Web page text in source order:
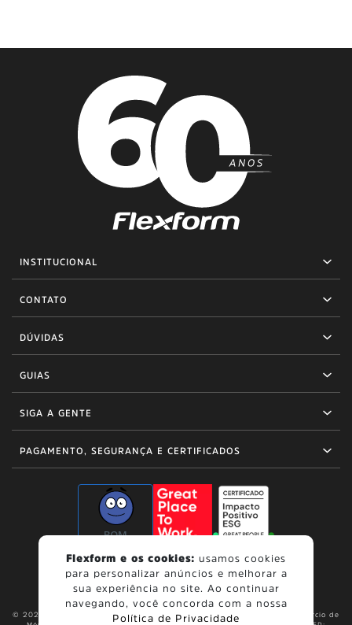
INSTITUCIONAL
CONTATO
DÚVIDAS
GUIAS
SIGA A GENTE
PAGAMENTO, SEGURANÇA E CERTIFICADOS
BOM
© 2026, Flexform. Todos os direitos reservados. Flexform Indústria e Comércio de
Flexform e os cookies: usamos cookies
para personalizar anúncios e melhorar a
sua experiência no site. Ao continuar
navegando, você concorda com a nossa
Política de Privacidade